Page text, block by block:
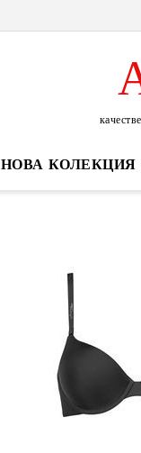
НОВА КОЛЕКЦИЯ